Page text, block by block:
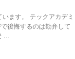
ます。 テックアカデミ
後悔するのは勘弁して
...